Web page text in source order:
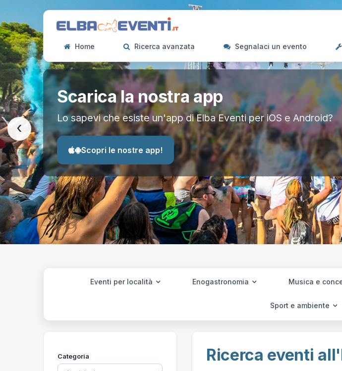
Home Ricerca avanzata Segnalaci un evento
Scarica la nostra app
Lo sapevi che esiste un'app di Elba Eventi per iOS e Android?
Scopri le nostre app!
‹
Eventi per località Enogastronomia Musica e
Sport e ambiente
Categoria Ricerca eventi